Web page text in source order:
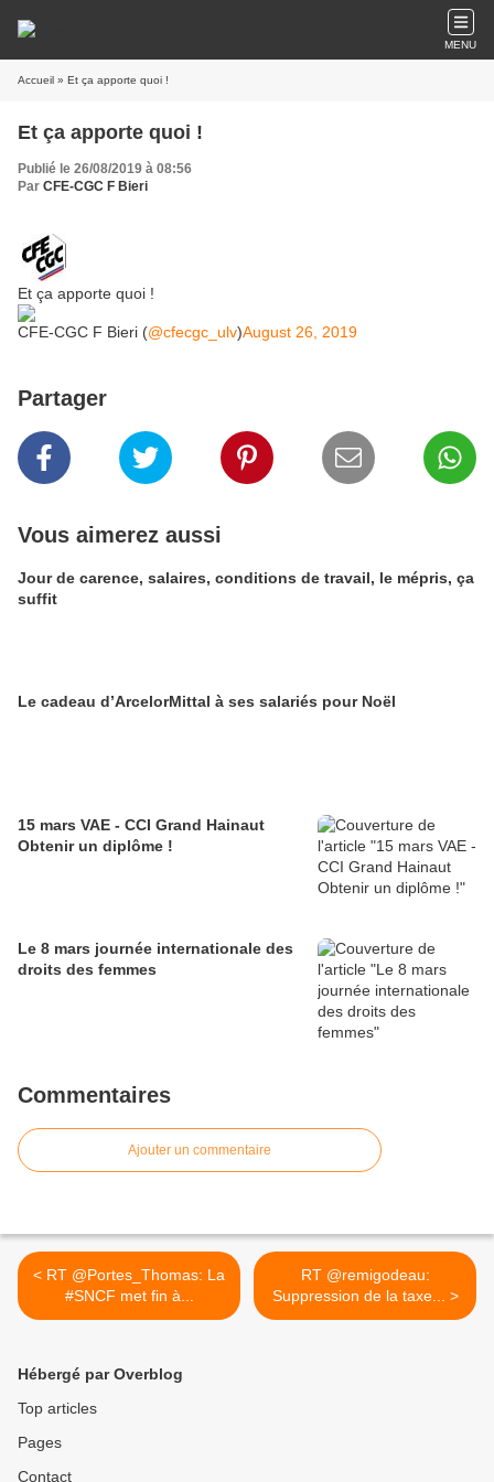
MENU
Accueil » Et ça apporte quoi !
Et ça apporte quoi !
Publié le 26/08/2019 à 08:56
Par CFE-CGC F Bieri
Et ça apporte quoi !
CFE-CGC F Bieri (@cfecgc_ulv)August 26, 2019
Partager
Vous aimerez aussi
Jour de carence, salaires, conditions de travail, le mépris, ça
suffit
Le cadeau d’ArcelorMittal à ses salariés pour Noël
15 mars VAE - CCI Grand Hainaut
Obtenir un diplôme !
Le 8 mars journée internationale des
droits des femmes
Commentaires
Ajouter un commentaire
< RT @Portes_Thomas: La
#SNCF met fin à...
RT @remigodeau:
Suppression de la taxe... >
Hébergé par Overblog
Top articles
Pages
Contact